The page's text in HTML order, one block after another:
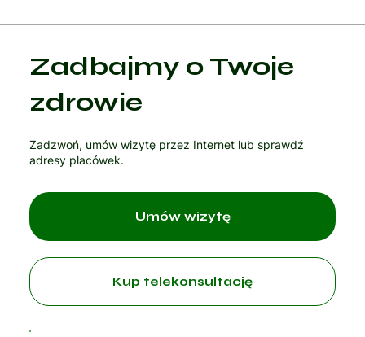
Zadbajmy o Twoje
zdrowie
Zadzwoń, umów wizytę przez Internet lub sprawdź
adresy placówek.
Kup telekonsultację
Umów wizytę